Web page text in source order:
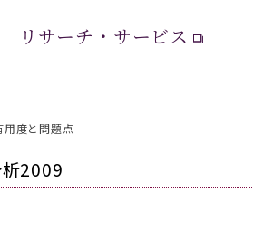
リサーチ・サービス
度と問題点
2009